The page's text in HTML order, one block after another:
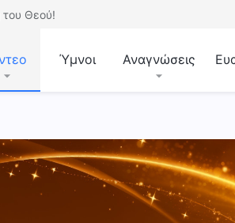
του Θεού!
Ύμνοι Αναγνώσεις